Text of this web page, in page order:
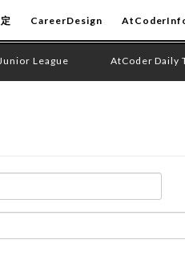
CareerDesign
League AtCoder Daily